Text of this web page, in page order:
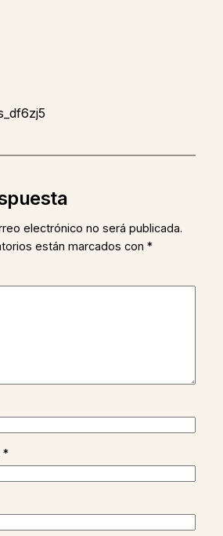
electrónico no será publicada.
están marcados con *
*